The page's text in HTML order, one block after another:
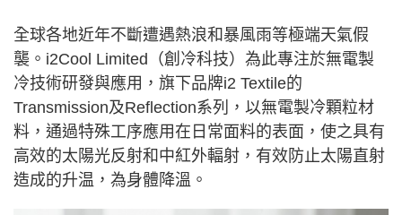
全球各地近年不斷遭遇熱浪和暴風雨等極端天氣假
襲。i2Cool Limited（創冷科技）為此專注於無電製
冷技術研發與應用，旗下品牌i2 Textile的
Transmission及Reflection系列，以無電製冷顆粒材
料，通過特殊工序應用在日常面料的表面，使之具有
高效的太陽光反射和中紅外輻射，有效防止太陽直射
造成的升温，為身體降溫。